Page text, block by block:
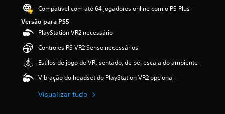
Compatível com até 64 jogadores online com o PS Plus
Versão para PS5
PlayStation VR2 necessário
Controles PS VR2 Sense necessários
Estilos de jogo de VR: sentado, de pé, escala do ambiente
Vibração do headset do PlayStation VR2 opcional
Visualizar tudo